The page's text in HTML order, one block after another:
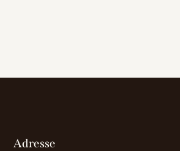
Adresse